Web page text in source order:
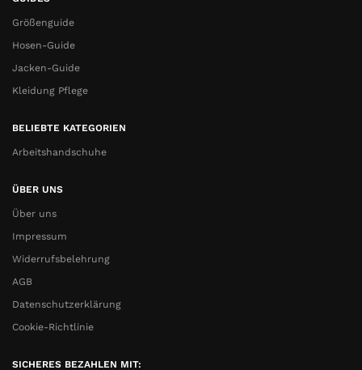
Größenguide
Hosen-Guide
Jacken-Guide
Kleidung Pflege
BELIEBTE KATEGORIEN
Arbeitshandschuhe
ÜBER UNS
Über uns
Impressum
Widerrufsbelehrung
AGB
Datenschutzerklärung
Cookie-Richtlinie
SICHERES BEZAHLEN MIT: